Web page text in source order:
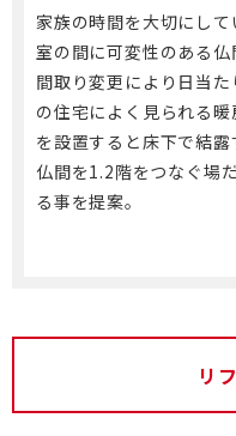
家族の時間を大切にし
室の間に可変性のある仏
間取り変更により日当
の住宅によく見られる
を設置すると床下で結露
仏間を1.2階をつなぐ場
る事を提案。
リ